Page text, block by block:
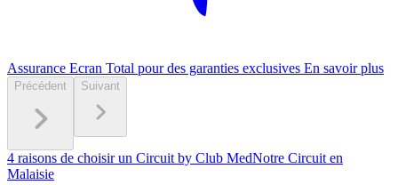
Assurance Ecran Total pour des garanties exclusives En savoir plus
Précédent Suivant
4 raisons de choisir un Circuit by Club MedNotre Circuit en
Malaisie